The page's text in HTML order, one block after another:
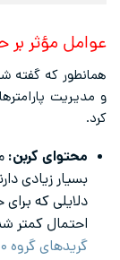
عوامل مؤثر
همانطور که گفته
و مدیریت
کرد.
محتوای کربن:
بسیار زیادی
دلایلی که
احتمال کمتر
گرید‌های گروه ۳۰۰